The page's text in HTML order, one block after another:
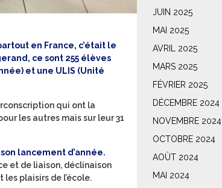
en France, c’était le
ce sont 255 élèves
et une ULIS (Unité
qui ont la
les autres mais sur leur 31
lancement d’année.
et de liaison, déclinaison
plaisirs de l’école.
JUIN 2025
MAI 2025
AVRIL 2025
MARS 2025
FÉVRIER 2025
DÉCEMBRE 2024
NOVEMBRE 2024
OCTOBRE 2024
AOÛT 2024
MAI 2024